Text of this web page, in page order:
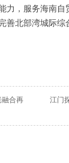
力，服务海南
善北部湾城际
合再
江门